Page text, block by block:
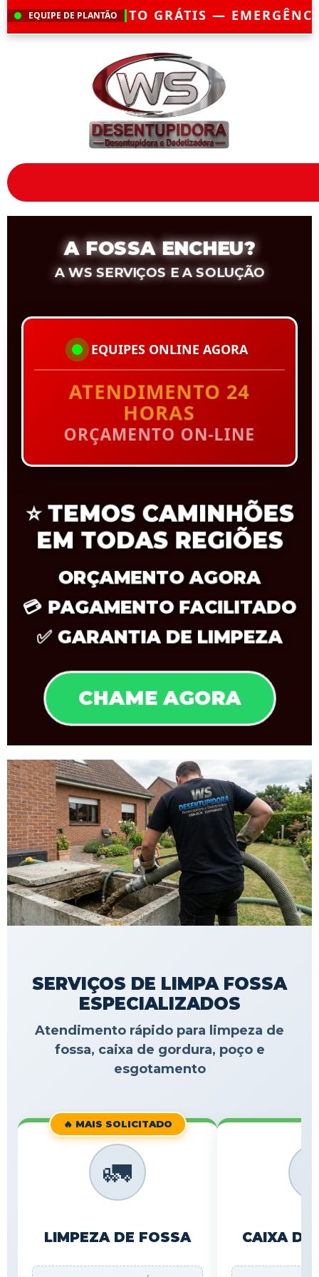
EQUIPE DE PLANTÃO
— EMERGÊNCIA?CHEGAMOS EM
A FOSSA ENCHEU?
A WS SERVIÇOS E A SOLUÇÃO
EQUIPES ONLINE AGORA
ATENDIMENTO 24
HORAS
ORÇAMENTO ON-LINE
⭐ TEMOS CAMINHÕES
EM TODAS REGIÕES
ORÇAMENTO AGORA
💳 PAGAMENTO FACILITADO
✅ GARANTIA DE LIMPEZA
CHAME AGORA
SERVIÇOS DE LIMPA FOSSA
ESPECIALIZADOS
Atendimento rápido para limpeza de
fossa, caixa de gordura, poço e
esgotamento
🔥 MAIS SOLICITADO
🚛
LIMPEZA DE FOSSA CAIXA DE